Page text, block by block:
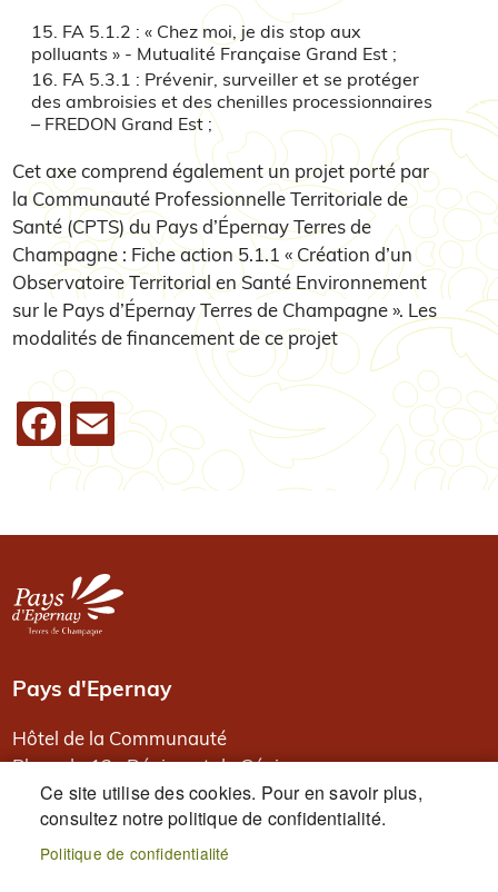
FA 5.1.2 : « Chez moi, je dis stop aux
polluants » - Mutualité Française Grand Est ;
FA 5.3.1 : Prévenir, surveiller et se protéger
des ambroisies et des chenilles processionnaires
– FREDON Grand Est ;
Cet axe comprend également un projet porté par
la Communauté Professionnelle Territoriale de
Santé (CPTS) du Pays d’Épernay Terres de
Champagne : Fiche action 5.1.1 « Création d’un
Observatoire Territorial en Santé Environnement
sur le Pays d’Épernay Terres de Champagne ». Les
modalités de financement de ce projet
Facebook
Email
Image
Pays d'Epernay
Hôtel de la Communauté
Place du 13e Régiment de Génie
BP 80526
51331 Epernay
PIED DE PAGE
Ce site utilise des cookies. Pour en savoir plus,
consultez notre politique de confidentialité.
Politique de confidentialité